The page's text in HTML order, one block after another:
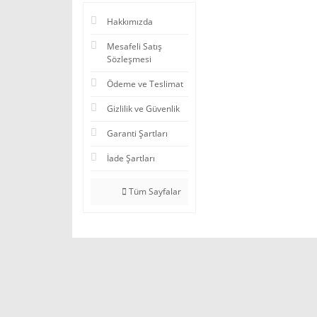
Hakkımızda
Mesafeli Satış
Sözleşmesi
Ödeme ve Teslimat
Gizlilik ve Güvenlik
Garanti Şartları
İade Şartları
Tüm Sayfalar